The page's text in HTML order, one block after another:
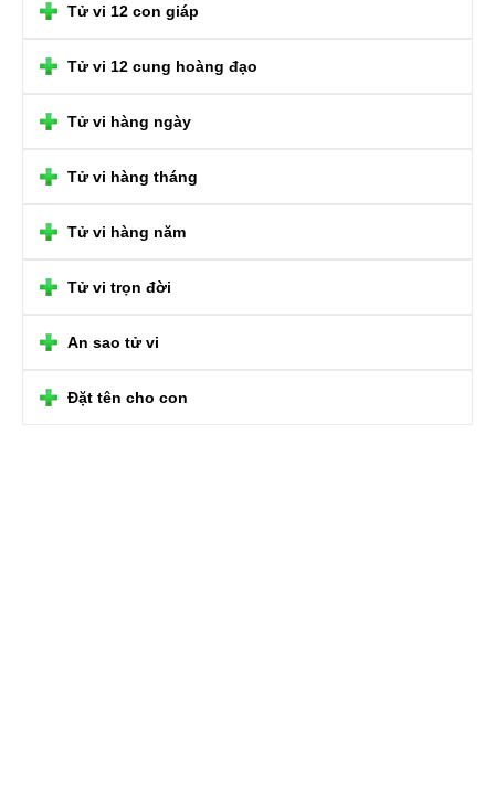
Tử vi 12 con giáp
Tử vi 12 cung hoàng đạo
Tử vi hàng ngày
Tử vi hàng tháng
Tử vi hàng năm
Tử vi trọn đời
An sao tử vi
Đặt tên cho con